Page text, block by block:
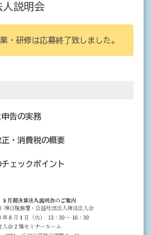
人説明会
・研修は応募終了致しました。
申告の実務
正・消費税の概要
チェックポイント